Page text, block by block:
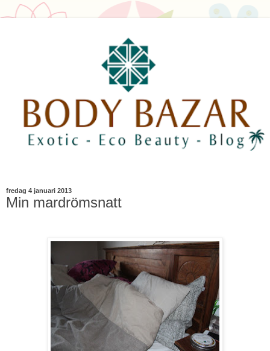
fredag 4 januari 2013
Min mardrömsnatt